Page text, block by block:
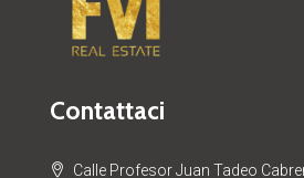
Contattaci
Calle Profesor Juan Tadeo